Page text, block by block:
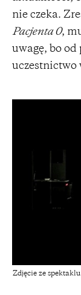
nie czeka.
Pacjenta 0,
uwagę, bo
uczestnictwo
Zdjęcie ze spektaklu